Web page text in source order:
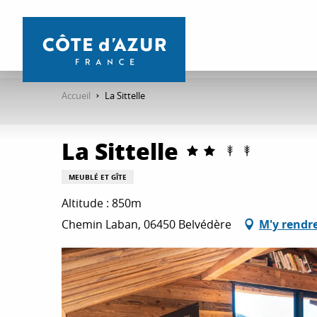
contenu
Accueil La Sittelle
La Sittelle
MEUBLÉ ET GÎTE
Altitude : 850m
Chemin Laban, 06450 Belvédère
M'y